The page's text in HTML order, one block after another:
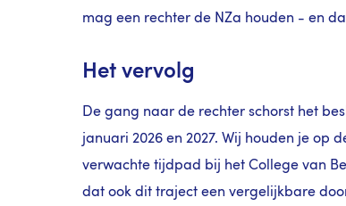
mag een rechter de NZa houden - en
Het vervolg
De gang naar de rechter schorst het
januari 2026 en 2027. Wij houden je op
verwachte tijdpad bij het College van
dat ook dit traject een vergelijkbare